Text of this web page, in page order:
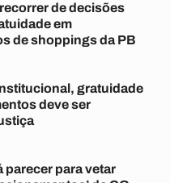
de decisões
em
de shoppings da PB
gratuidade
deve ser
parecer para vetar